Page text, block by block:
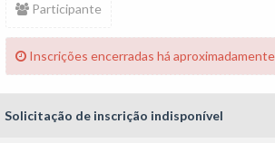
Participante
Inscrições encerradas há
Solicitação de inscrição indisponível